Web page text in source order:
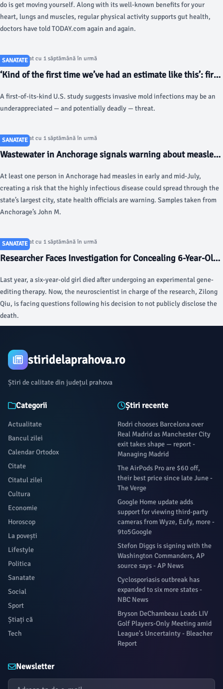
do is get moving yourself. Along with its well-known benefits for your
heart, lungs and muscles, regular physical activity supports gut health,
doctors have told TODAY.com again and again.
SANATATE
Articol postat cu 1 săptămână în urmă
‘Kind of the first time we’ve had an estimate like this’: first
thought - Fortune
A first-of-its-kind U.S. study suggests invasive mold infections may be an
underappreciated — and potentially deadly — threat.
SANATATE
Articol postat cu 1 săptămână în urmă
Wastewater in Anchorage signals warning about measles -
At least one person in Anchorage had measles in early and mid-July,
creating a risk that the highly infectious disease could spread through the
state’s largest city, state health officials are warning. Samples taken from
Anchorage’s John M.
SANATATE
Articol postat cu 1 săptămână în urmă
Researcher Faces Investigation for Concealing 6-Year-Old
Last year, a six-year-old girl died after undergoing an experimental gene-
editing therapy. Now, the neuroscientist in charge of the research, Zilong
Qiu, is facing questions following his decision to not publicly disclose the
death.
stiridelaprahova.ro
Știri de calitate din județul prahova
Categorii
Actualitate
Bancul zilei
Calendar Ortodox
Citate
Citatul zilei
Cultura
Economie
Horoscop
La povești
Lifestyle
Politica
Sanatate
Social
Sport
Știați că
Tech
Știri recente
Rodri chooses Barcelona over
Real Madrid as Manchester City
exit takes shape — report -
Managing Madrid
The AirPods Pro are $60 off,
their best price since late June -
The Verge
Google Home update adds
support for viewing third-party
cameras from Wyze, Eufy, more -
9to5Google
Stefon Diggs is signing with the
Washington Commanders, AP
source says - AP News
Cyclosporiasis outbreak has
expanded to six more states -
NBC News
Bryson DeChambeau Leads LIV
Golf Players-Only Meeting amid
League's Uncertainty - Bleacher
Report
Newsletter